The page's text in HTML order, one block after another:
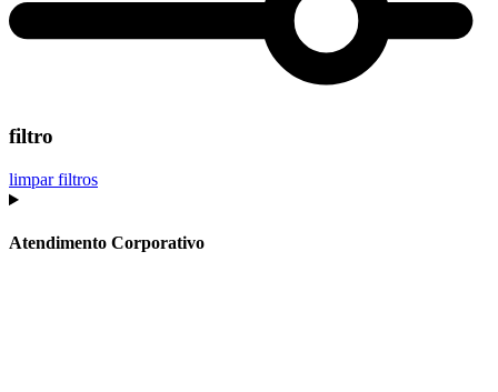
filtro
limpar filtros
Atendimento Corporativo